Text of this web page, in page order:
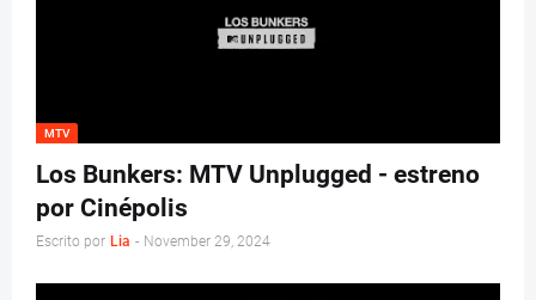
MTV
Los Bunkers: MTV Unplugged - estreno
por Cinépolis
Escrito por Lia - November 29, 2024